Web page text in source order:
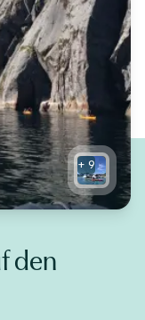
+ 9
den